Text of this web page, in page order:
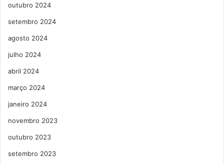
outubro 2024
setembro 2024
agosto 2024
julho 2024
abril 2024
março 2024
janeiro 2024
novembro 2023
outubro 2023
setembro 2023